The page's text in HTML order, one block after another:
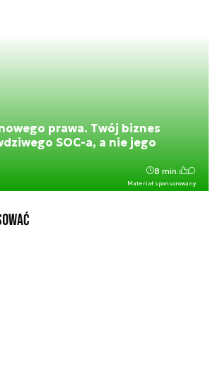
prawa. Twój biznes
SOC-a, a nie jego
Materiał sponsorowany
8 min.